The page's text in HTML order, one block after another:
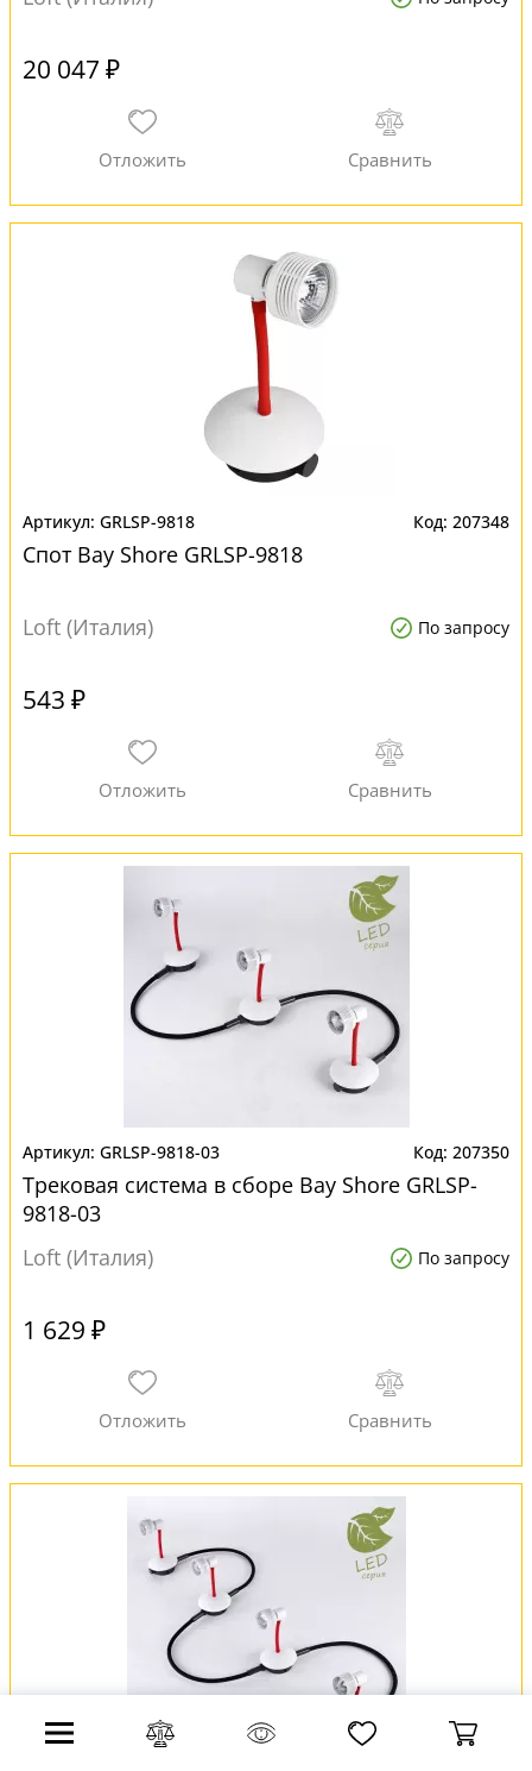
20 047 ₽
GRLSP-9818 207348
Спот Bay Shore GRLSP-9818
Loft (Италия) По запросу
543 ₽
GRLSP-9818-03 207350
Трековая система в сборе Bay Shore GRLSP-
9818-03
Loft (Италия)
По запросу
1 629 ₽